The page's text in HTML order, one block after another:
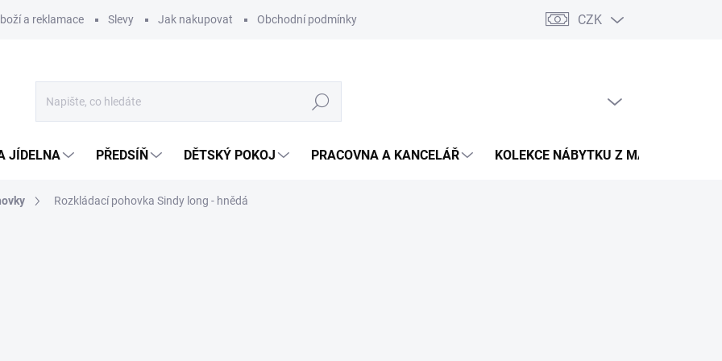
a reklamace Slevy Jak nakupovat Obchodní podmínky Podmínky ochrany osobních údajů Pojištění zásilky
CZK
Hledat
JÍDELNA PŘEDSÍŇ DĚTSKÝ POKOJ PRACOVNA A KANCELÁŘ KOLEKCE NÁBYTKU Z MASIVU
Rozkládací pohovka Sindy long - hnědá